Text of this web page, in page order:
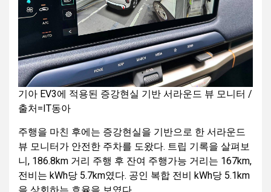
기아 EV3에 적용된 증강현실 기반 서라운드 뷰 모니터 /
출처=IT동아
주행을 마친 후에는 증강현실을 기반으로 한 서라운드
뷰 모니터가 안전한 주차를 도왔다. 트립 기록을 살펴보
니, 186.8km 거리 주행 후 잔여 주행가능 거리는 167km,
전비는 kWh당 5.7km였다. 공인 복합 전비 kWh당 5.1km